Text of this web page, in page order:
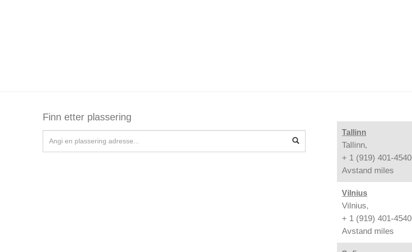
Finn etter plassering
Tallinn
Tallinn,
+ 1 (919) 401-4540
Avstand miles
Vilnius
Vilnius,
+ 1 (919) 401-4540
Avstand miles